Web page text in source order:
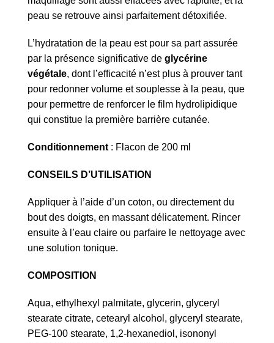
peau se retrouve ainsi parfaitement détoxifiée.
L’hydratation de la peau est pour sa part assurée
par la présence significative de glycérine
végétale, dont l’efficacité n’est plus à prouver tant
pour redonner volume et souplesse à la peau, que
pour permettre de renforcer le film hydrolipidique
qui constitue la première barrière cutanée.
Conditionnement : Flacon de 200 ml
CONSEILS D’UTILISATION
Appliquer à l’aide d’un coton, ou directement du
bout des doigts, en massant délicatement. Rincer
ensuite à l’eau claire ou parfaire le nettoyage avec
une solution tonique.
COMPOSITION
Aqua, ethylhexyl palmitate, glycerin, glyceryl
stearate citrate, cetearyl alcohol, glyceryl stearate,
PEG-100 stearate, 1,2-hexanediol, isononyl